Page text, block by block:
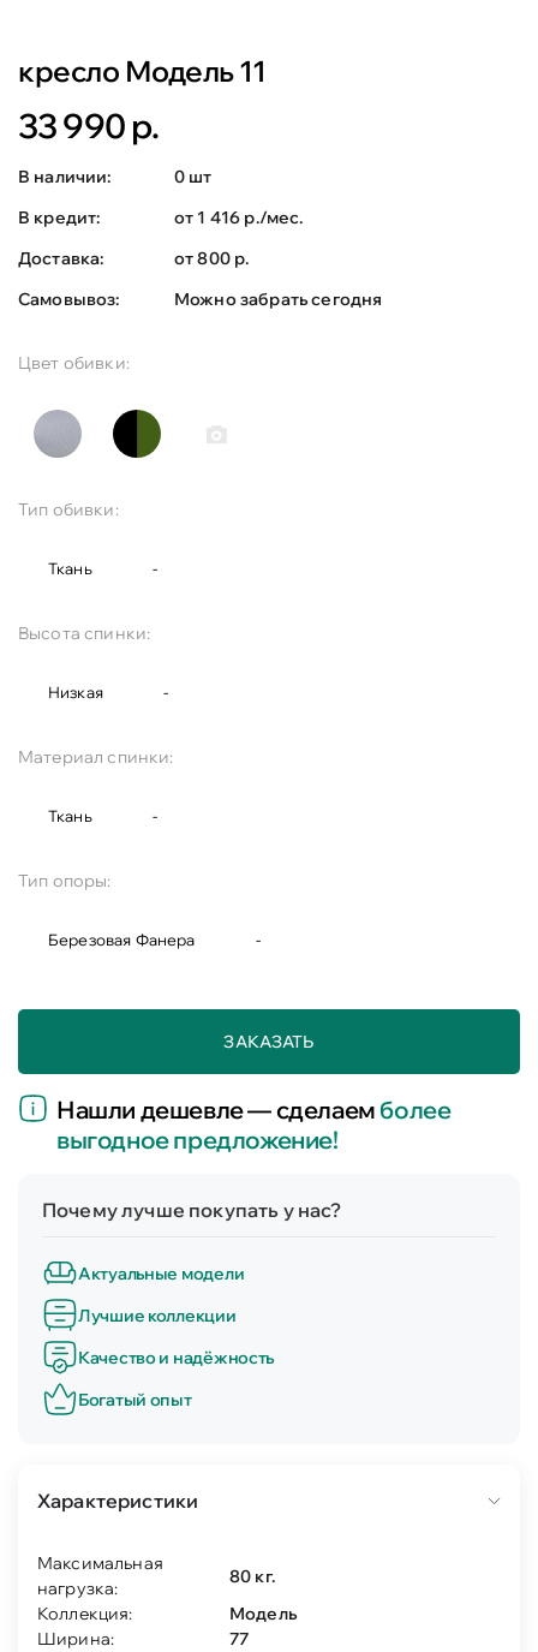
кресло Модель 11
33 990 р.
В наличии:
0 шт
В кредит:
от 1 416 р./мес.
Доставка:
от 800 р.
Самовывоз:
Можно забрать сегодня
Цвет обивки:
Тип обивки:
Ткань -
Высота спинки:
Низкая -
Материал спинки:
Ткань -
Тип опоры:
Березовая Фанера -
ЗАКАЗАТЬ
Нашли дешевле — сделаемболее
выгодное предложение!
Почему лучше покупать у нас?
Актуальные модели
Лучшие коллекции
Качество и надёжность
Богатый опыт
Характеристики
Максимальная
нагрузка:
80 кг.
Коллекция:
Модель
Ширина:
77